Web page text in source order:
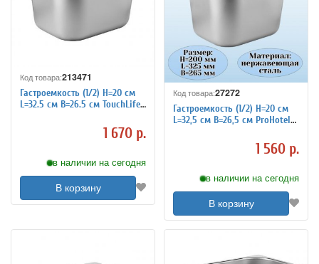
Код товара:213471
Гастроемкость (1/2) H=20 см
L=32.5 см B=26.5 см TouchLife
1 670 р.
в наличии на сегодня
В корзину
Код товара:27272
Гастроемкость (1/2) H=20 см
L=32,5 см B=26,5 см ProHotel
1 560 р.
в наличии на сегодня
В корзину